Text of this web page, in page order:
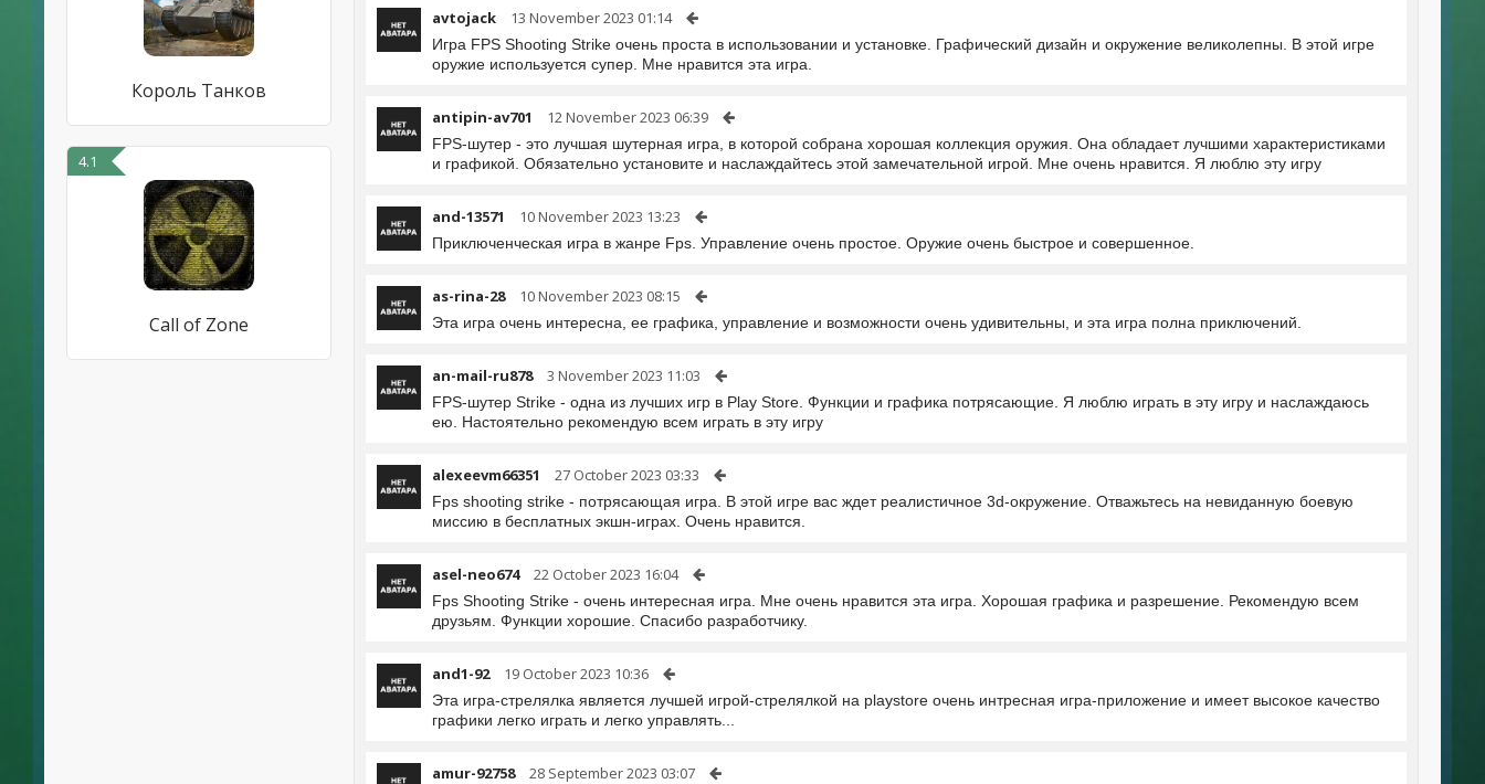
Король Танков
4.1
Call of Zone
avtojack 13 November 2023 01:14
Игра FPS Shooting Strike очень проста в использовании и установке. Графический дизайн и окружение великолепны. В этой игре
оружие используется супер. Мне нравится эта игра.
antipin-av701 12 November 2023 06:39
FPS-шутер - это лучшая шутерная игра, в которой собрана хорошая коллекция оружия. Она обладает лучшими характеристиками
и графикой. Обязательно установите и наслаждайтесь этой замечательной игрой. Мне очень нравится. Я люблю эту игру
and-13571 10 November 2023 13:23
Приключенческая игра в жанре Fps. Управление очень простое. Оружие очень быстрое и совершенное.
as-rina-28 10 November 2023 08:15
Эта игра очень интересна, ее графика, управление и возможности очень удивительны, и эта игра полна приключений.
an-mail-ru878 3 November 2023 11:03
FPS-шутер Strike - одна из лучших игр в Play Store. Функции и графика потрясающие. Я люблю играть в эту игру и наслаждаюсь
ею. Настоятельно рекомендую всем играть в эту игру
alexeevm66351 27 October 2023 03:33
Fps shooting strike - потрясающая игра. В этой игре вас ждет реалистичное 3d-окружение. Отважьтесь на невиданную боевую
миссию в бесплатных экшн-играх. Очень нравится.
asel-neo674 22 October 2023 16:04
Fps Shooting Strike - очень интересная игра. Мне очень нравится эта игра. Хорошая графика и разрешение. Рекомендую всем
друзьям. Функции хорошие. Спасибо разработчику.
and1-92 19 October 2023 10:36
Эта игра-стрелялка является лучшей игрой-стрелялкой на playstore очень интресная игра-приложение и имеет высокое качество
графики легко играть и легко управлять...
amur-92758 28 September 2023 03:07